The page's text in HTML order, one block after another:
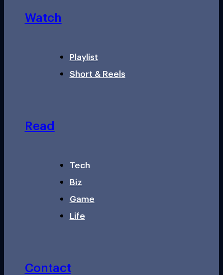
Watch
Playlist
Short & Reels
Read
Tech
Biz
Game
Life
Contact